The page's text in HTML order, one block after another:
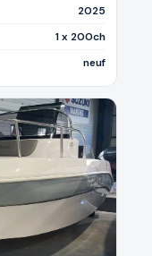
2025
1 x 200ch
neuf